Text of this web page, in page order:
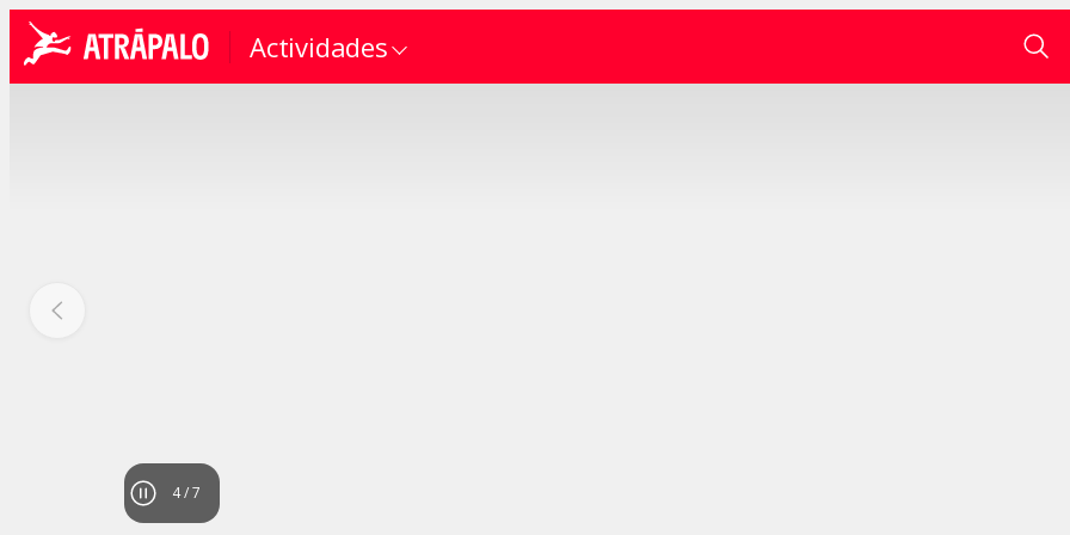
Actividades
4/7